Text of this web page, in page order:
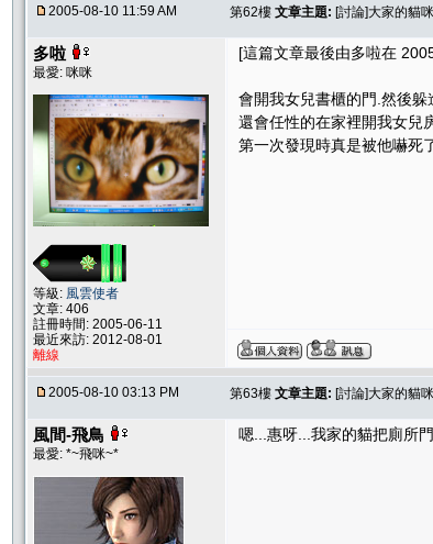
2005-08-10 11:59 AM 第62樓 文章主題: [討論]大家的貓
多啦
最愛: 咪咪
等級: 風雲使者
文章: 406
註冊時間: 2005-06-11
最近來訪: 2012-08-01
離線
[這篇文章最後由多啦在
會開我女兒書櫃的門.然後躲
還會任性的在家裡開我女兒
第一次發現時真是被他嚇死
2005-08-10 03:13 PM 第63樓 文章主題: [討論]大家的貓
風間-飛鳥
最愛: *~飛咪~*
嗯...惠呀...我家的貓把廁所